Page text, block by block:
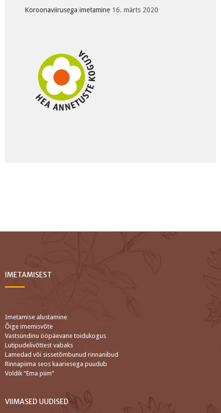
Koroonaviirusega imetamine 16. märts 2020
IMETAMISEST
Imetamise alustamine
Õige imemisvõte
Vastsündinu ööpäevane toidukogus
Lutipudelivõttest vabaks
Lamedad või sissetõmbunud rinnanibud
Rinnapiima seos kaariesega puudub
Voldik “Ema piim”
VIIMASED UUDISED